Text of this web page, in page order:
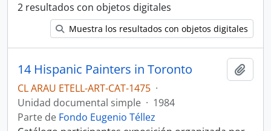
2 resultados con objetos digitales
Muestra los resultados con objetos digitales
14 Hispanic Painters in Toronto
CL ARAU ETELL-ART-CAT-1475 ·
Unidad documental simple · 1984
Parte de Fondo Eugenio Téllez